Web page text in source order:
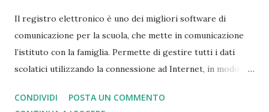
Il registro elettronico è uno dei migliori software di
comunicazione per la scuola, che mette in comunicazione
l’istituto con la famiglia. Permette di gestire tutti i dati
scolatici utilizzando la connessione ad Internet, in modo
monitorato qualsiasi tipo di svolgimento che avviene a
CONDIVIDI
POSTA UN COMMENTO